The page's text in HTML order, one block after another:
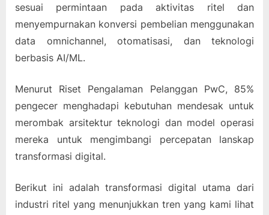
sesuai permintaan pada aktivitas ritel dan
menyempurnakan konversi pembelian menggunakan
data omnichannel, otomatisasi, dan teknologi
berbasis AI/ML.
Menurut Riset Pengalaman Pelanggan PwC, 85%
pengecer menghadapi kebutuhan mendesak untuk
merombak arsitektur teknologi dan model operasi
mereka untuk mengimbangi percepatan lanskap
transformasi digital.
Berikut ini adalah transformasi digital utama dari
industri ritel yang menunjukkan tren yang kami lihat